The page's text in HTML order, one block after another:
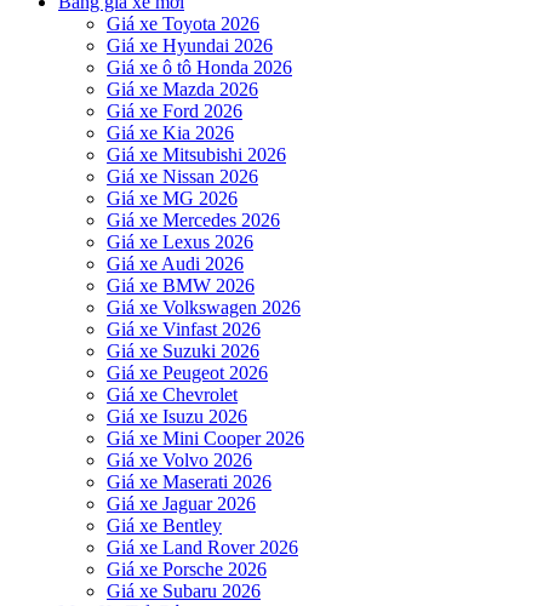
Giá xe Toyota 2026
Giá xe Hyundai 2026
Giá xe ô tô Honda 2026
Giá xe Mazda 2026
Giá xe Ford 2026
Giá xe Kia 2026
Giá xe Mitsubishi 2026
Giá xe Nissan 2026
Giá xe MG 2026
Giá xe Mercedes 2026
Giá xe Lexus 2026
Giá xe Audi 2026
Giá xe BMW 2026
Giá xe Volkswagen 2026
Giá xe Vinfast 2026
Giá xe Suzuki 2026
Giá xe Peugeot 2026
Giá xe Chevrolet
Giá xe Isuzu 2026
Giá xe Mini Cooper 2026
Giá xe Volvo 2026
Giá xe Maserati 2026
Giá xe Jaguar 2026
Giá xe Bentley
Giá xe Land Rover 2026
Giá xe Porsche 2026
Giá xe Subaru 2026